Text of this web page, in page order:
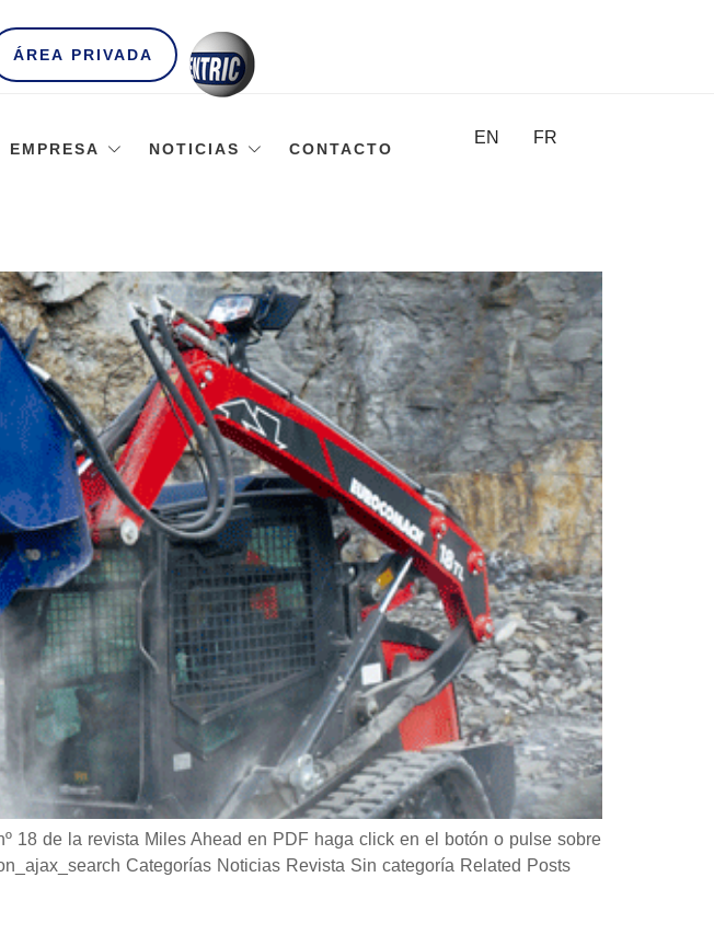
ÁREA PRIVADA
EMPRESA NOTICIAS CONTACTO
EN FR
18 de la revista Miles Ahead en PDF haga click en el botón o pulse sobre
Categorías Noticias Revista Sin categoría Related Posts